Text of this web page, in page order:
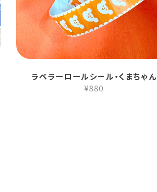
ラベラーロールシール・くまちゃん
¥880